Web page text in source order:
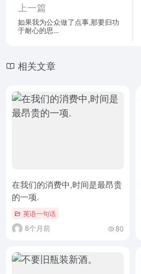
上一篇
如果我为公众做了点事,那要归功
于耐心的思...
相关文章
在我们的消费中,时间是最昂贵
的一项.
英语一句话
8个月前 80